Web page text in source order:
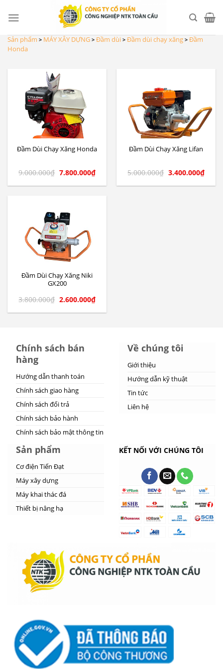
content
Sản phẩm > MÁY XÂY DỰNG > Đầm dùi > Đầm dùi chạy xăng > Đầm
Honda
Đầm Dùi Chạy Xăng Honda
9.000.000₫ 7.800.000₫
Đầm Dùi Chạy Xăng Lifan
5.000.000₫ 3.400.000₫
Đầm Dùi Chạy Xăng Niki
GX200
3.800.000₫ 2.600.000₫
Chính sách bán
hàng
Hướng dẫn thanh toán
Chính sách giao hàng
Chính sách đổi trả
Chính sách bảo hành
Chính sách bảo mật thông tin
Về chúng tôi
Giới thiệu
Hướng dẫn kỹ thuật
Tin tức
Liên hệ
Sản phẩm
Cơ điện Tiến Đạt
Máy xây dựng
Máy khai thác đá
Thiết bị nâng hạ
KẾT NỐI VỚI CHÚNG TÔI